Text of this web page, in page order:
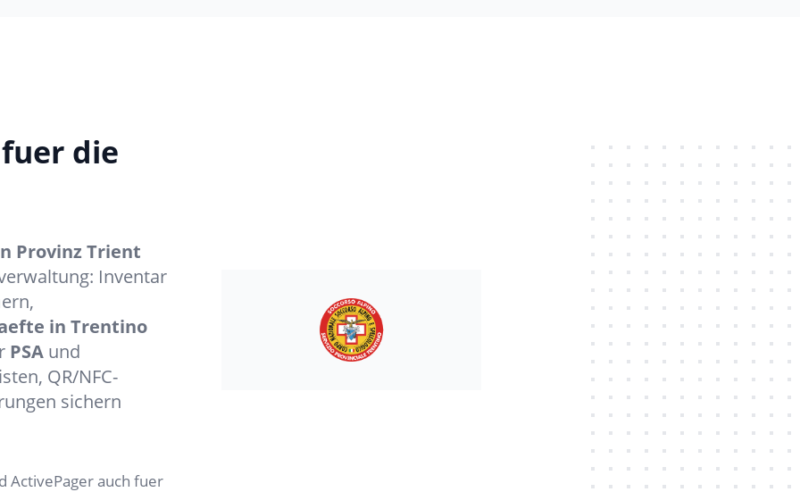
die
Provinz Trient
Inventar
in Trentino
PSA und
QR/NFC-
sichern
ActivePager auch fuer